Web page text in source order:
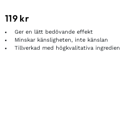
119 kr
Ger en lätt bedövande effekt
Minskar känsligheten, inte känslan
Tillverkad med högkvalitativa